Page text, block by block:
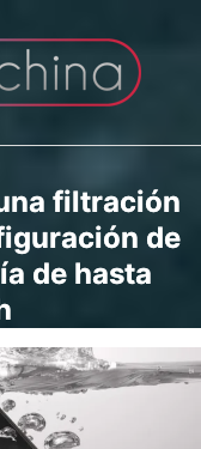
filtración
de
de hasta